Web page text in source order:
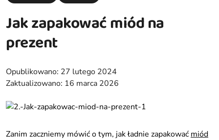
Jak zapakować miód na
prezent
Opublikowano: 27 lutego 2024
Zaktualizowano: 16 marca 2026
Zanim zaczniemy mówić o tym, jak ładnie zapakować miód